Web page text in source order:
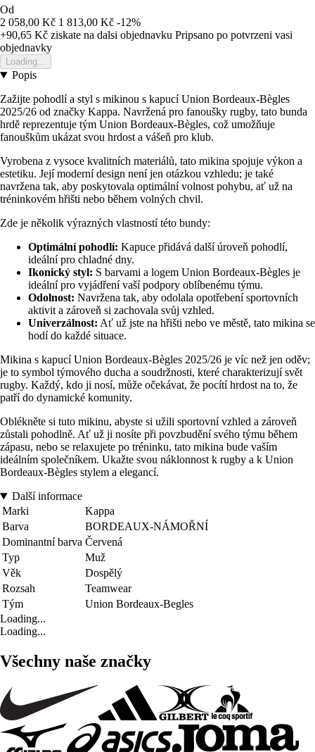
Od
2 058,00 Kč 1 813,00 Kč -12%
+90,65 Kč ziskate na dalsi objednavku Pripsano po potvrzeni vasi
objednavky
Loading...
Popis
Zažijte pohodlí a styl s mikinou s kapucí Union Bordeaux-Bègles
2025/26 od značky Kappa. Navržená pro fanoušky rugby, tato bunda
hrdě reprezentuje tým Union Bordeaux-Bègles, což umožňuje
fanouškům ukázat svou hrdost a vášeň pro klub.
Vyrobena z vysoce kvalitních materiálů, tato mikina spojuje výkon a
estetiku. Její moderní design není jen otázkou vzhledu; je také
navržena tak, aby poskytovala optimální volnost pohybu, ať už na
tréninkovém hřišti nebo během volných chvil.
Zde je několik výrazných vlastností této bundy:
Optimální pohodlí: Kapuce přidává další úroveň pohodlí,
ideální pro chladné dny.
Ikonický styl: S barvami a logem Union Bordeaux-Bègles je
ideální pro vyjádření vaší podpory oblíbenému týmu.
Odolnost: Navržena tak, aby odolala opotřebení sportovních
aktivit a zároveň si zachovala svůj vzhled.
Univerzálnost: Ať už jste na hřišti nebo ve městě, tato mikina se
hodí do každé situace.
Mikina s kapucí Union Bordeaux-Bègles 2025/26 je víc než jen oděv;
je to symbol týmového ducha a soudržnosti, které charakterizují svět
rugby. Každý, kdo ji nosí, může očekávat, že pocítí hrdost na to, že
patří do dynamické komunity.
Oblékněte si tuto mikinu, abyste si užili sportovní vzhled a zároveň
zůstali pohodlně. Ať už ji nosíte při povzbudění svého týmu během
zápasu, nebo se relaxujete po tréninku, tato mikina bude vaším
ideálním společníkem. Ukažte svou náklonnost k rugby a k Union
Bordeaux-Bègles stylem a elegancí.
Další informace
Marki
Kappa
Barva
BORDEAUX-NÁMOŘNÍ
Dominantní barva Červená
Typ
Muž
Věk
Dospělý
Rozsah
Teamwear
Tým
Union Bordeaux-Begles
Loading...
Loading...
Všechny naše značky